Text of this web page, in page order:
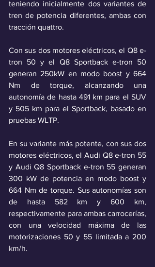
teniendo inicialmente dos variantes de
tren de potencia diferentes, ambas con
tracción quattro.
Con sus dos motores eléctricos, el Q8 e-
tron 50 y el Q8 Sportback e-tron 50
generan 250kW en modo boost y 664
Nm de torque, alcanzando una
autonomía de hasta 491 km para el SUV
y 505 km para el Sportback, basado en
pruebas WLTP.
En su variante más potente, con sus dos
motores eléctricos, el Audi Q8 e-tron 55
y Audi Q8 Sportback e-tron 55 generan
300 kW de potencia en modo boost y
664 Nm de torque. Sus autonomías son
de hasta 582 km y 600 km,
respectivamente para ambas carrocerías,
con una velocidad máxima de las
motorizaciones 50 y 55 limitada a 200
km/h.